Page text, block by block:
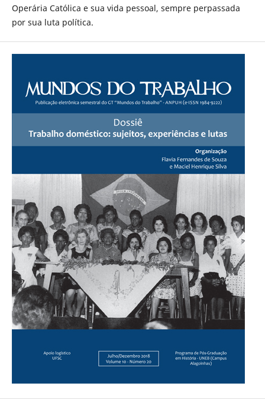
Operária Católica e sua vida pessoal, sempre perpassada
por sua luta política.